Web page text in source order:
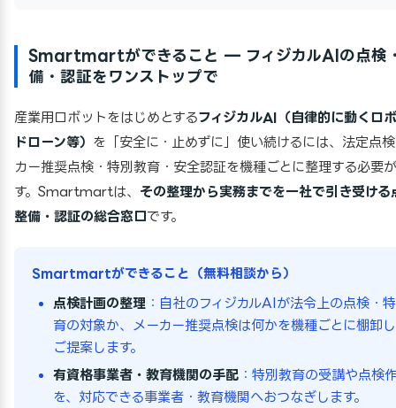
Smartmartができること — フィジカルAIの点検
備・認証をワンストップで
産業用ロボットをはじめとするフィジカルAI（自律的に動くロ
ドローン等） を「安全に・止めずに」使い続けるには、法定点
カー推奨点検・特別教育・安全認証を機種ごとに整理する必要
す。Smartmartは、 その整理から実務までを一社で引き受ける
整備・認証の総合窓口です。
Smartmartができること（無料相談から）
点検計画の整理 ：自社のフィジカルAIが法令上の点検・
育の対象か、メーカー推奨点検は何かを機種ごとに棚卸
ご提案します。
有資格事業者・教育機関の手配 ：特別教育の受講や点検
を、対応できる事業者・教育機関へおつなぎします。